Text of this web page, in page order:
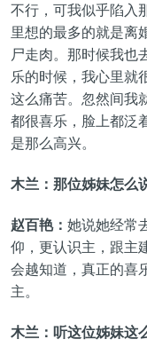
不行，可我似乎陷入
里想的最多的就是离
尸走肉。那时候我也
乐的时候，我心里就
这么痛苦。忽然间我
都很喜乐，脸上都泛
是那么高兴。
木兰：那位姊妹怎么
赵百艳： 她说她经常
仰，更认识主，跟主
会越知道，真正的喜
主。
木兰：听这位姊妹这